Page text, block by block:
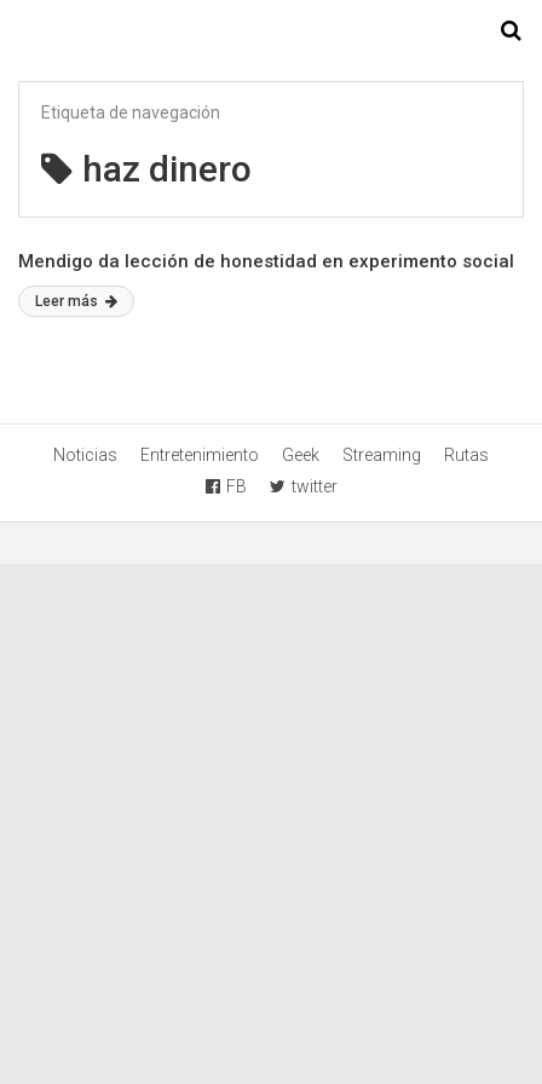
Etiqueta de navegación
haz dinero
Mendigo da lección de honestidad en experimento social
Leer más
Noticias Entretenimiento Geek Streaming
Rutas
FB
twitter